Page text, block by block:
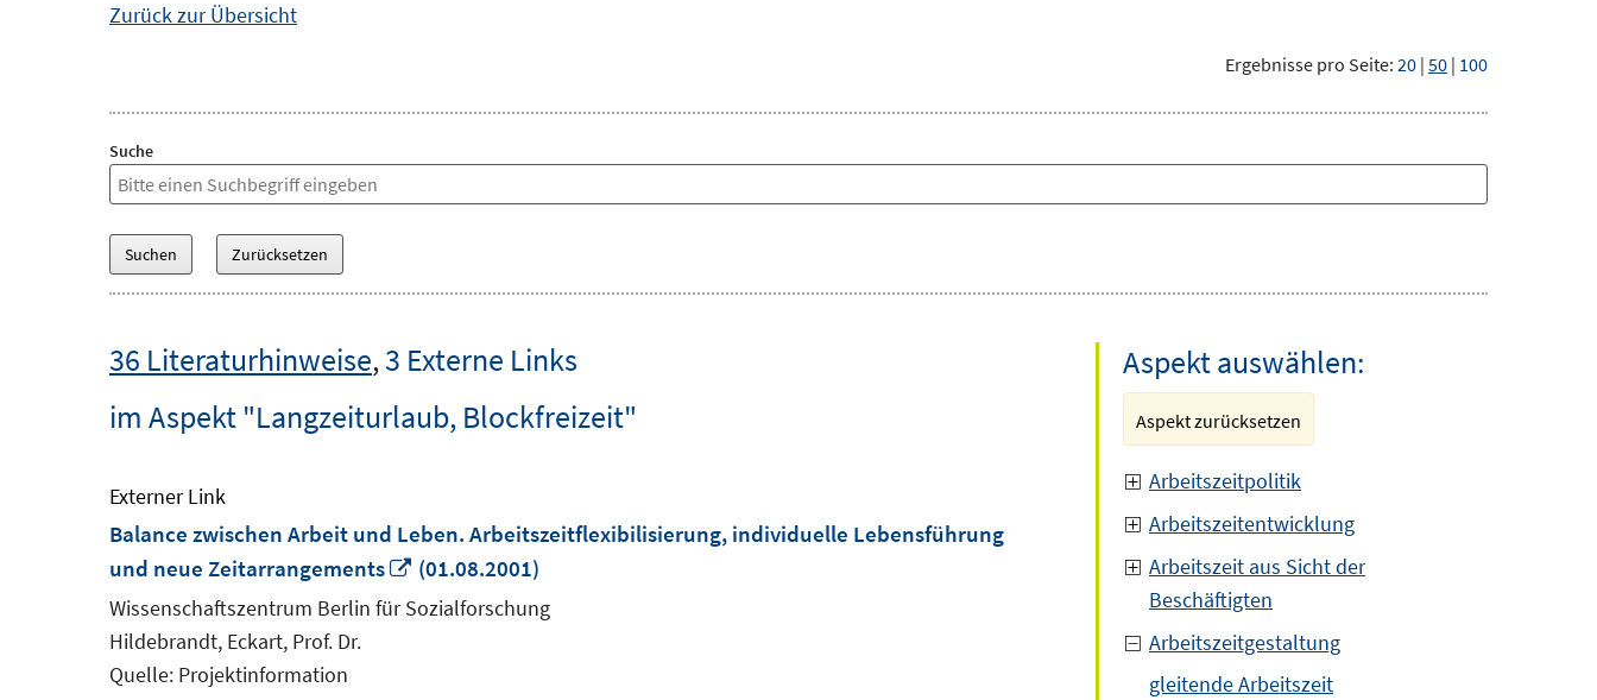
Zurück zur Übersicht
Ergebnisse pro Seite: 20 | 50 | 100
Suche
36 Literaturhinweise,3 Externe Links
im Aspekt "Langzeiturlaub, Blockfreizeit"
Externer Link
Balance zwischen Arbeit und Leben. Arbeitszeitflexibilisierung, individuelle Lebensführung
und neue Zeitarrangements
In
neuem
(01.08.2001)
Wissenschaftszentrum Berlin für Sozialforschung
Hildebrandt, Eckart, Prof. Dr.
Quelle: Projektinformation
Aspekt auswählen:
Aspekt zurücksetzen
Arbeitszeitpolitik
Arbeitszeitentwicklung
Arbeitszeit aus Sicht der
Beschäftigten
Arbeitszeitgestaltung
gleitende Arbeitszeit